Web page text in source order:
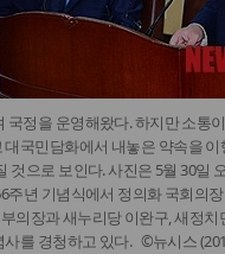
정을 운영해왔다. 하지만 소통
국민담화에서 내놓은 약속을
것으로 보인다. 사진은 5월 30일
주년 기념식에서 정의화 국회의
의장과 새누리당 이완구, 새정치
를 경청하고 있다. ©뉴시스